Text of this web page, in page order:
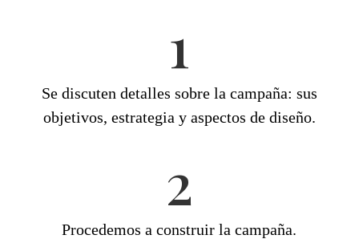
1
Se discuten detalles sobre la campaña: sus
objetivos, estrategia y aspectos de diseño.
2
Procedemos a construir la campaña.